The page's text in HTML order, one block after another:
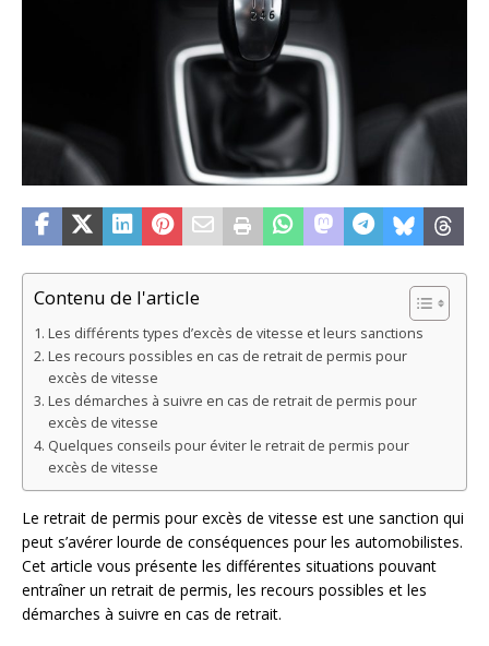
Contenu de l'article
Les différents types d’excès de vitesse et leurs sanctions
Les recours possibles en cas de retrait de permis pour
excès de vitesse
Les démarches à suivre en cas de retrait de permis pour
excès de vitesse
Quelques conseils pour éviter le retrait de permis pour
excès de vitesse
Le retrait de permis pour excès de vitesse est une sanction qui
peut s’avérer lourde de conséquences pour les automobilistes.
Cet article vous présente les différentes situations pouvant
entraîner un retrait de permis, les recours possibles et les
démarches à suivre en cas de retrait.